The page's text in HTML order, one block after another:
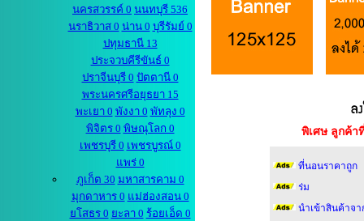
นครสวรรค์ 0 นนทบุรี 536
นราธิวาส 0 น่าน 0 บุรีรัมย์ 0
ปทุมธานี 13
ประจวบคีรีขันธ์ 0
ปราจีนบุรี 0 ปัตตานี 0
พระนครศรีอยุธยา 15
พะเยา 0 พังงา 0 พัทลุง 0
พิจิตร 0 พิษณุโลก 0
เพชรบุรี 0 เพชรบูรณ์ 0
แพร่ 0
ภูเก็ต 30 มหาสารคาม 0
มุกดาหาร 0 แม่ฮ่องสอน 0
ยโสธร 0 ยะลา 0 ร้อยเอ็ด 0
พิเศษ ลูกค้า
ที่นอนราคาถูก
ร่ม
นำเข้าสินค้าจา